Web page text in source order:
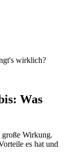
wirklich?
Was
Wirkung.
es hat und